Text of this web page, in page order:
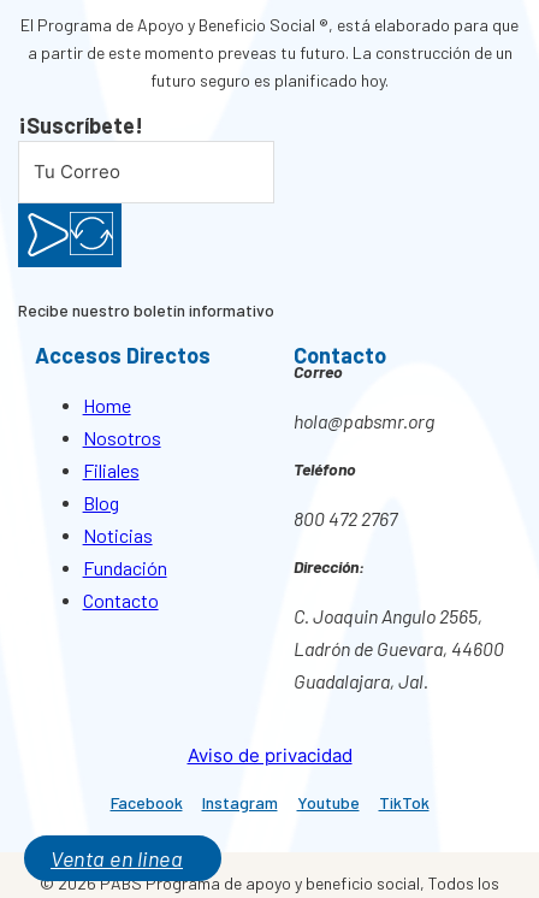
Venta en linea
El Programa de Apoyo y Beneficio Social ®, está elaborado para que
a partir de este momento preveas tu futuro. La construcción de un
futuro seguro es planificado hoy.
¡Suscríbete!
Recibe nuestro boletín informativo
Accesos Directos
Home
Nosotros
Filiales
Blog
Noticias
Fundación
Contacto
Contacto
Correo
hola@pabsmr.org
Teléfono
800 472 2767
Dirección:
C. Joaquin Angulo 2565,
Ladrón de Guevara, 44600
Guadalajara, Jal.
Aviso de privacidad
Facebook Instagram Youtube TikTok
© 2026 PABS Programa de apoyo y beneficio social, Todos los